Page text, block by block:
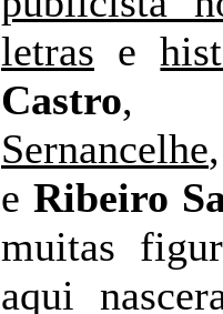
letras e
Castro
Sernancelhe
e Ribeiro
muitas
aqui